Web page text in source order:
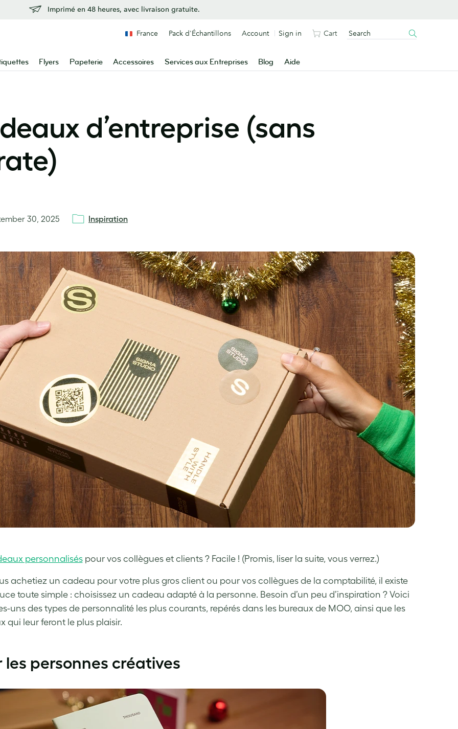
Imprimé en 48 heures, avec livraison gratuite.
Flyers Papeterie Accessoires Services aux Entreprises Blog Aide
France Pack d'Échantillons Account Sign in Cart
d’entreprise (sans
30, 2025 Inspiration
personnaliséspour vos collègues et clients ? Facile ! (Promis, liser la suite, vous verrez.)
achetiez un cadeau pour votre plus gros client ou pour vos collègues de la comptabilité, il existe
toute simple : choisissez un cadeau adapté à la personne. Besoin d’un peu d’inspiration ? Voici
uns des types de personnalité les plus courants, repérés dans les bureaux de MOO, ainsi que les
qui leur feront le plus plaisir.
les personnes créatives